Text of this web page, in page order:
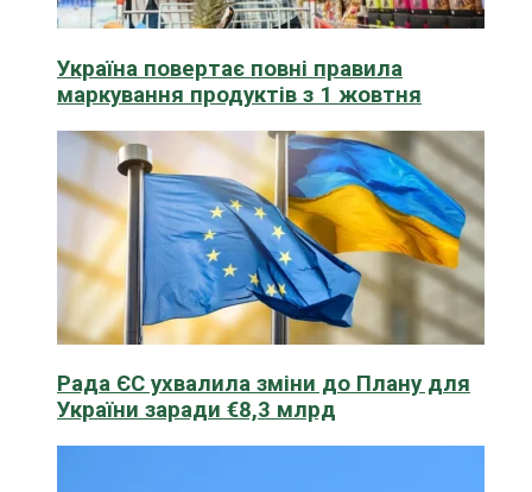
Україна повертає повні правила
маркування продуктів з 1 жовтня
Рада ЄС ухвалила зміни до Плану для
України заради €8,3 млрд